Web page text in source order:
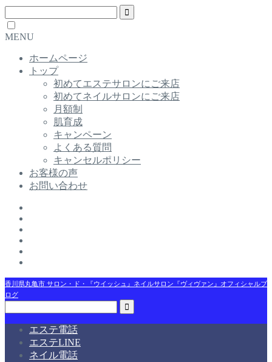
MENU
ホームページ
トップ
初めてエステサロンにご来店
初めてネイルサロンにご来店
月額制
肌育成
キャンペーン
よくある質問
キャンセルポリシー
お客様の声
お問い合わせ
香川県丸亀市 サロン・ド・『ウイッシュ』ネイルサロン『ヴィヴァン』オフィシャルブ
ログ
エステ電話
エステLINE
ネイル電話